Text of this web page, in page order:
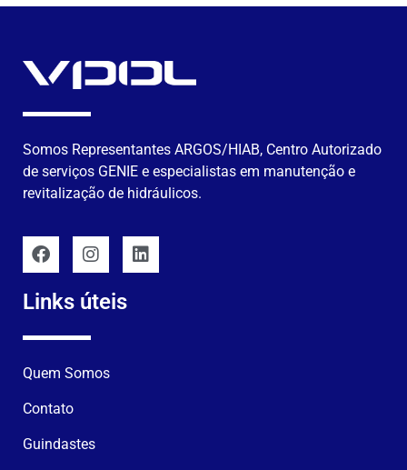
Somos Representantes ARGOS/HIAB, Centro Autorizado
de serviços GENIE e especialistas em manutenção e
revitalização de hidráulicos.
Links úteis
Quem Somos
Contato
Guindastes